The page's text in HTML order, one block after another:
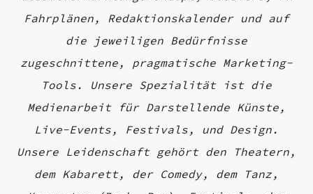
Fahrplänen, Redaktionskalender und auf
die jeweiligen Bedürfnisse
zugeschnittene, pragmatische Marketing-
Tools. Unsere Spezialität ist die
Medienarbeit für Darstellende Künste,
Live-Events, Festivals, und Design.
Unsere Leidenschaft gehört den Theatern,
dem Kabarett, der Comedy, dem Tanz,